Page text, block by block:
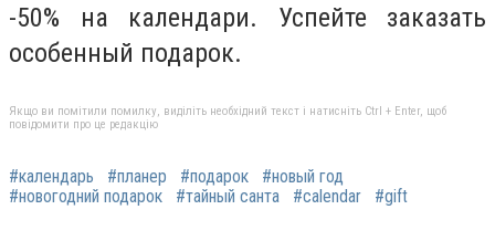
-50% на календари. Успейте заказать
особенный подарок.
Якщо ви помітили помилку, виділіть необхідний текст і натисніть Ctrl + Enter, щоб
повідомити про це редакцію
#календарь #планер #подарок
#новый год
#новогодний подарок
#тайный санта #calendar #gift